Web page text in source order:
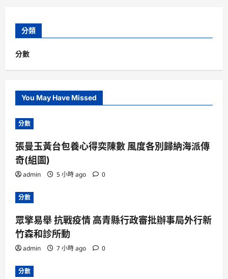
分類
分數
You May Have Missed
分數
張曼玉黃台包養心得奕陳數 風度各別歸納海派傳
奇(組圖)
admin 5 小時 ago 0
分數
眾擎易舉 抗戰疫情 高青縣行政審批辦事局外行新
竹森和診所動
admin 7 小時 ago 0
分數